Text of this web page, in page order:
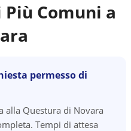
Comuni a
permesso di
alla Questura di Novara
Tempi di attesa